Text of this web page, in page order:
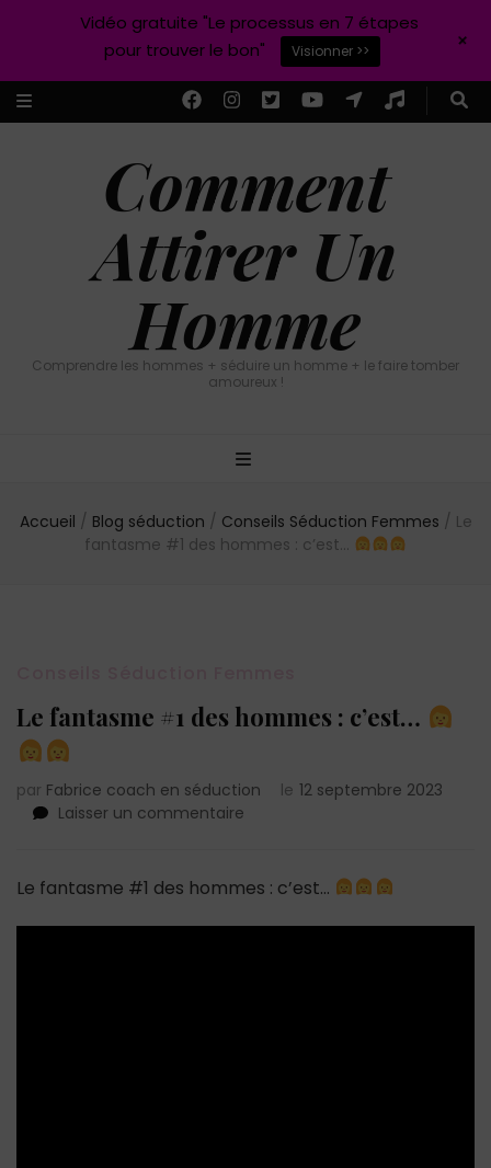
Comment
Attirer Un
Homme
Comprendre les hommes + séduire un homme + le faire tomber
amoureux !
Accueil / Blog séduction / Conseils Séduction Femmes / Le
fantasme #1 des hommes : c’est…
Le fantasme #1 des hommes : c’est…
par Fabrice coach en séduction le 12 septembre 2023
Laisser un commentaire
#1
hommes
Le fantasme #1 des hommes : c’est…
Vidéo gratuite "Le processus en 7 étapes
pour trouver le bon"
Visionner >> +